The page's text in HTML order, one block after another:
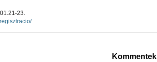
23.
Kommentek